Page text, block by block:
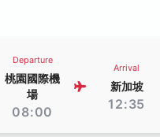
Departure
桃園國際機
場
08:00
Arrival
新加坡
12:35